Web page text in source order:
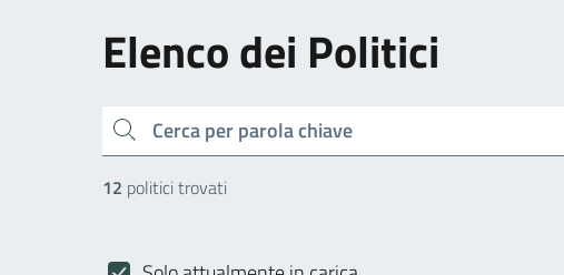
Elenco dei Politici
cerca
12 politici trovati